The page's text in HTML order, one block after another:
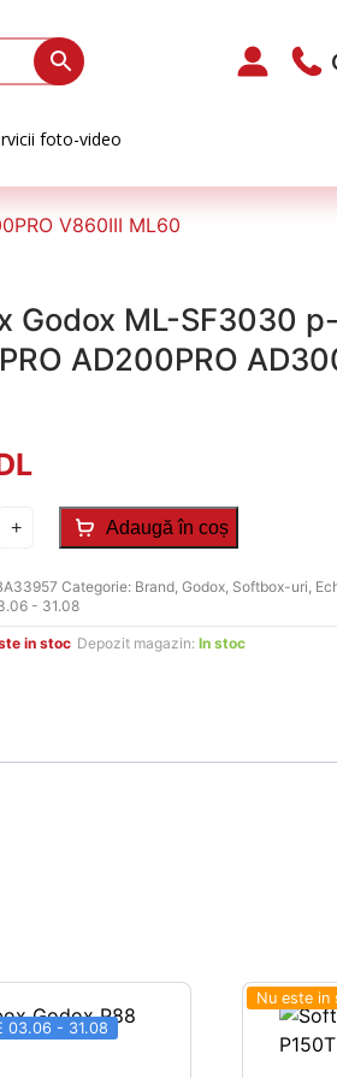
foto-video
V860III ML60
Godox ML-SF3030
AD200PRO
Prețul
curent
este:
790 MDL.
+ Adaugă în coș
Categorie: Brand,Godox, Softbox-uri,
- 31.08
in stoc Depozit magazin:In stoc
03.06 - 31.08
Nu este in